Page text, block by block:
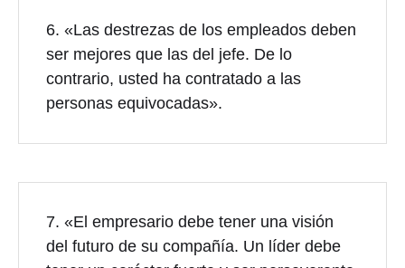
6. «Las destrezas de los empleados deben
ser mejores que las del jefe. De lo
contrario, usted ha contratado a las
personas equivocadas».
7. «El empresario debe tener una visión
del futuro de su compañía. Un líder debe